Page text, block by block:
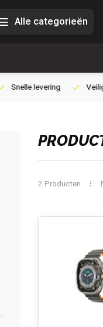
Alle categorieën
Snelle levering Veilig
2 Producten